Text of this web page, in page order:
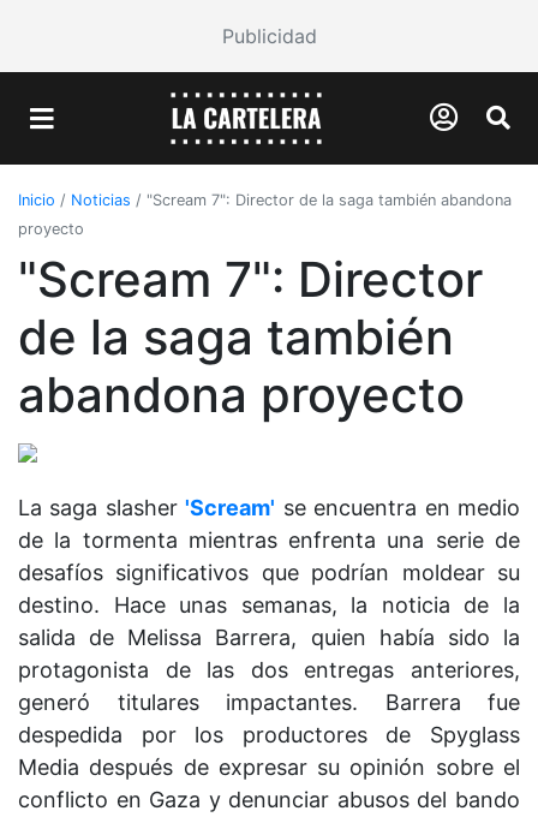
Publicidad
Inicio / Noticias / "Scream 7": Director de la saga también abandona
proyecto
"Scream 7": Director
de la saga también
abandona proyecto
La saga slasher'Scream' se encuentra en medio
de la tormenta mientras enfrenta una serie de
desafíos significativos que podrían moldear su
destino. Hace unas semanas, la noticia de la
salida de Melissa Barrera, quien había sido la
protagonista de las dos entregas anteriores,
generó titulares impactantes. Barrera fue
despedida por los productores de Spyglass
Media después de expresar su opinión sobre el
conflicto en Gaza y denunciar abusos del bando